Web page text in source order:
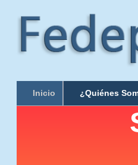
Inicio ¿Quiénes